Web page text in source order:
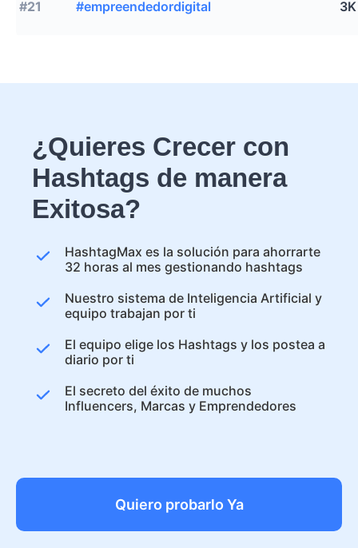
#21 #empreendedordigital 3K
¿Quieres Crecer con
Hashtags de manera
Exitosa?
HashtagMax es la solución para ahorrarte
32 horas al mes gestionando hashtags
Nuestro sistema de Inteligencia Artificial y
equipo trabajan por ti
El equipo elige los Hashtags y los postea a
diario por ti
El secreto del éxito de muchos
Influencers, Marcas y Emprendedores
Quiero probarlo Ya